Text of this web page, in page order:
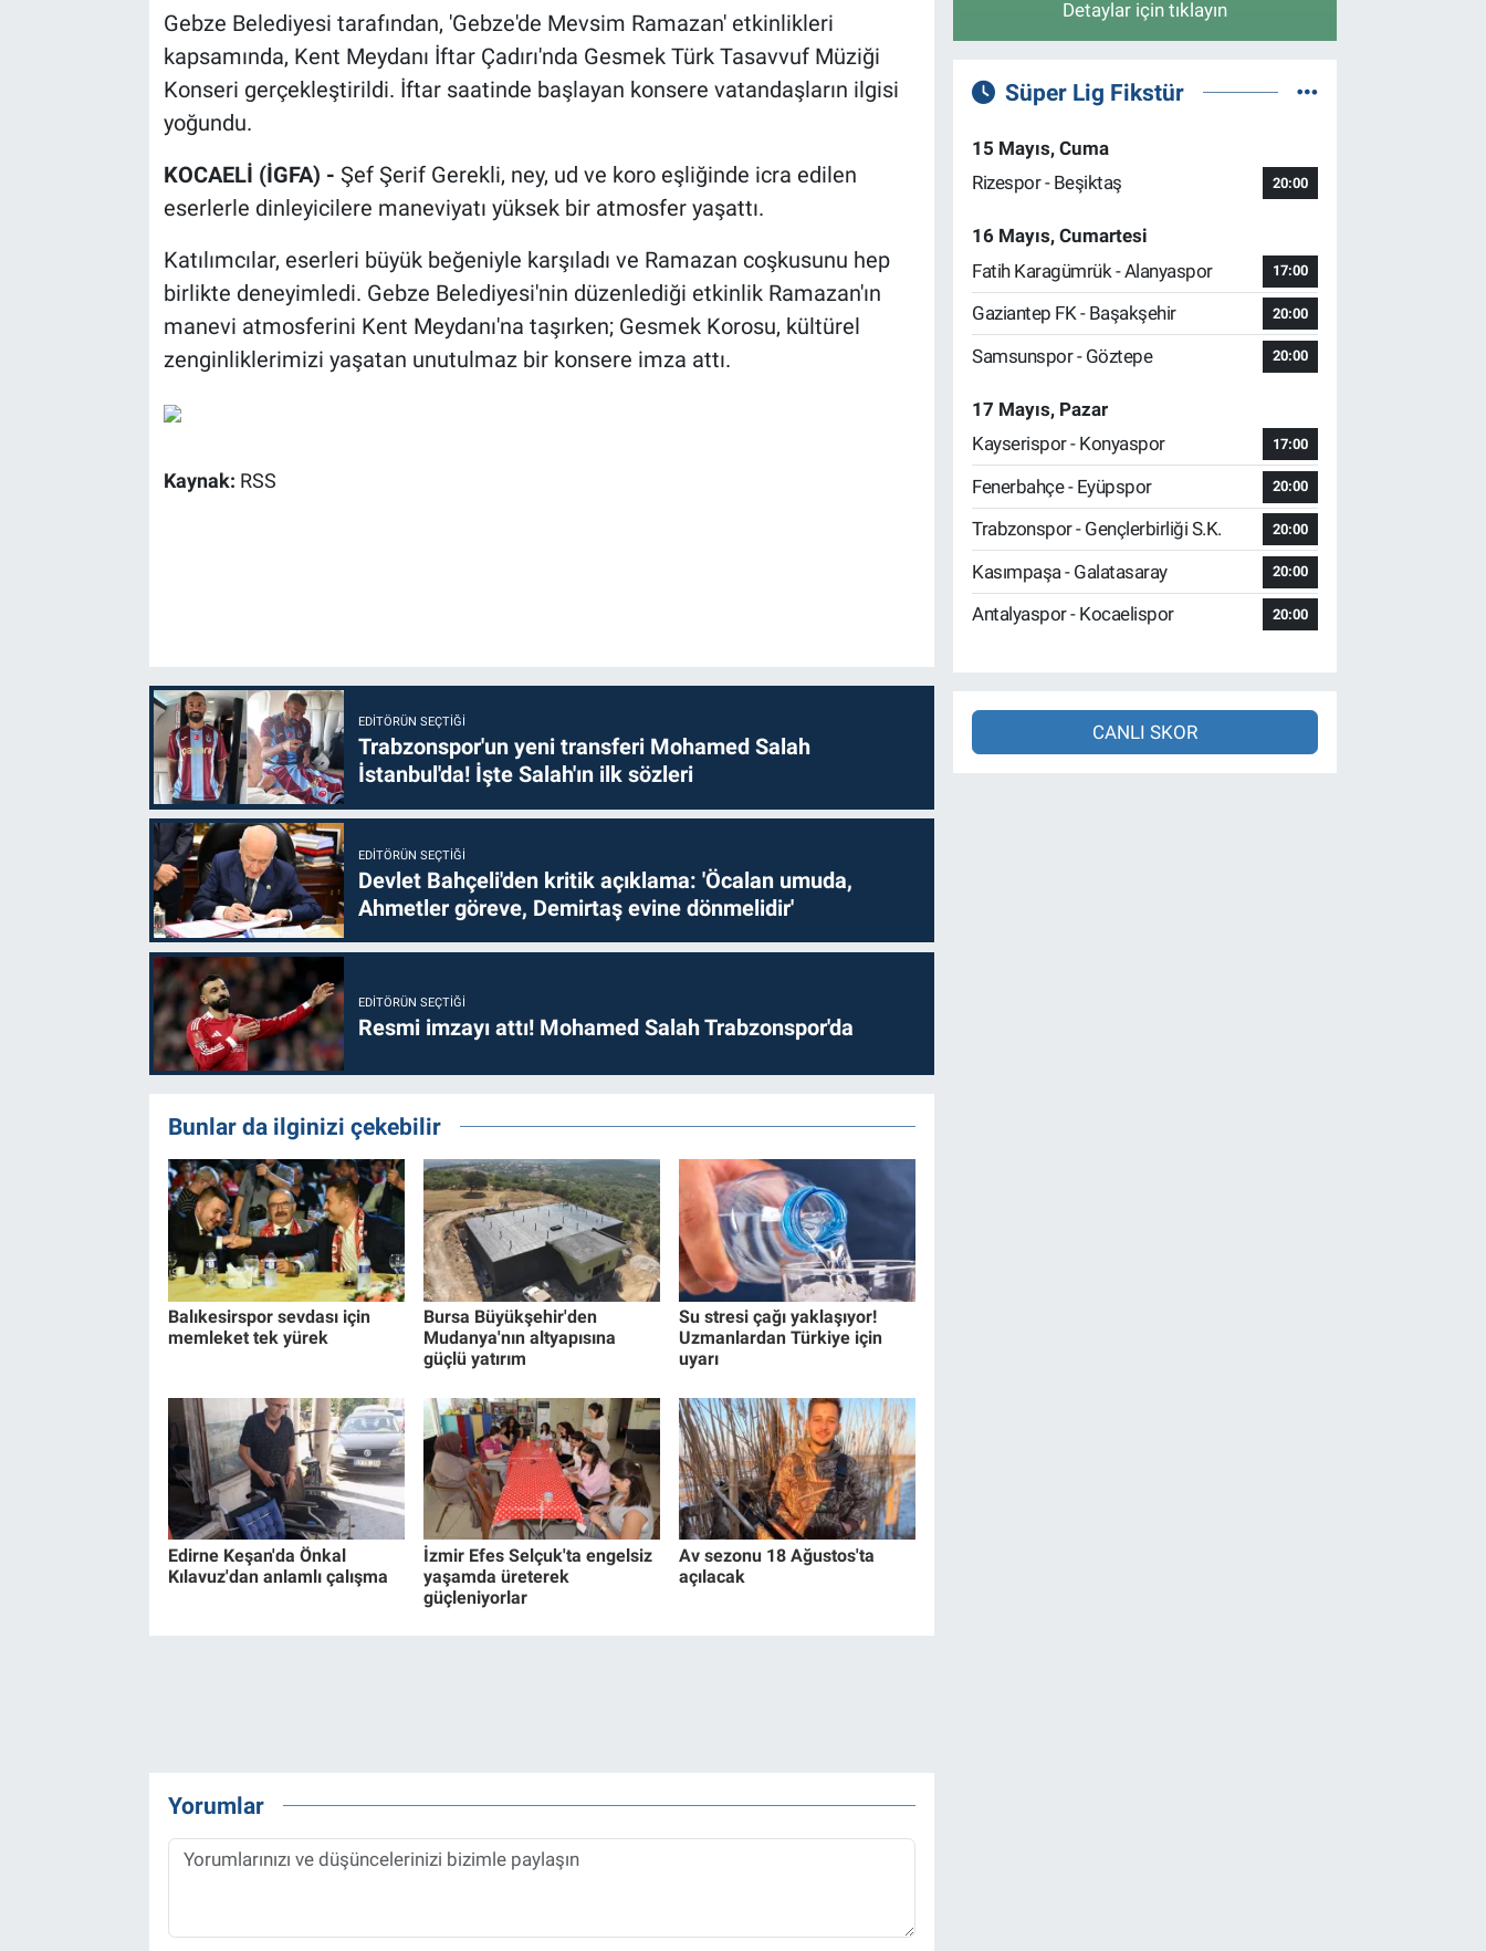
Gebze Belediyesi tarafından, 'Gebze'de Mevsim Ramazan' etkinlikleri
kapsamında, Kent Meydanı İftar Çadırı'nda Gesmek Türk Tasavvuf Müziği
Konseri gerçekleştirildi. İftar saatinde başlayan konsere vatandaşların ilgisi
yoğundu.
KOCAELİ (İGFA) - Şef Şerif Gerekli, ney, ud ve koro eşliğinde icra edilen
eserlerle dinleyicilere maneviyatı yüksek bir atmosfer yaşattı.
Katılımcılar, eserleri büyük beğeniyle karşıladı ve Ramazan coşkusunu hep
birlikte deneyimledi. Gebze Belediyesi'nin düzenlediği etkinlik Ramazan'ın
manevi atmosferini Kent Meydanı'na taşırken; Gesmek Korosu, kültürel
zenginliklerimizi yaşatan unutulmaz bir konsere imza attı.
Kaynak: RSS
EDITÖRÜN SEÇTIĞI
Trabzonspor'un yeni transferi Mohamed Salah
İstanbul'da! İşte Salah'ın ilk sözleri
EDITÖRÜN SEÇTIĞI
Devlet Bahçeli'den kritik açıklama: 'Öcalan umuda,
Ahmetler göreve, Demirtaş evine dönmelidir'
EDITÖRÜN SEÇTIĞI
Resmi imzayı attı! Mohamed Salah Trabzonspor'da
Bunlar da ilginizi çekebilir
Balıkesirspor sevdası için
memleket tek yürek
Bursa Büyükşehir'den
Mudanya'nın altyapısına
güçlü yatırım
Su stresi çağı yaklaşıyor!
Uzmanlardan Türkiye için
uyarı
Edirne Keşan'da Önkal
Kılavuz'dan anlamlı çalışma
İzmir Efes Selçuk'ta engelsiz
yaşamda üreterek
güçleniyorlar
Av sezonu 18 Ağustos'ta
açılacak
Yorumlar
Detaylar için tıklayın
Süper Lig Fikstür
15 Mayıs, Cuma
Rizespor - Beşiktaş
20:00
16 Mayıs, Cumartesi
Fatih Karagümrük - Alanyaspor
17:00
Gaziantep FK - Başakşehir 20:00
Samsunspor - Göztepe 20:00
17 Mayıs, Pazar
Kayserispor - Konyaspor
17:00
Fenerbahçe - Eyüpspor 20:00
Trabzonspor - Gençlerbirliği S.K. 20:00
Kasımpaşa - Galatasaray 20:00
Antalyaspor - Kocaelispor 20:00
CANLI SKOR